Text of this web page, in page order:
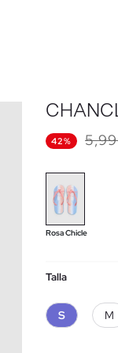
42%
Rosa Chicle
Talla
S M